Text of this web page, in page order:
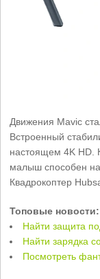
Движения Mavic
Встроенный
настоящем 4K HD.
малыш способен
Квадрокоптер
Топовые новости:
Найти защита
Найти зарядка
Посмотреть